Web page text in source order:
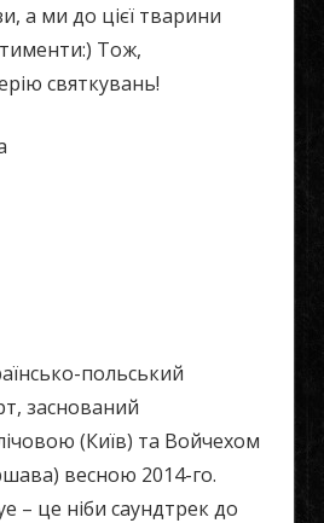
а ми до цієї тварини
Тож,
святкувань!
польський
заснований
(Київ) та Войчехом
весною 2014-го.
– це ніби саундтрек до